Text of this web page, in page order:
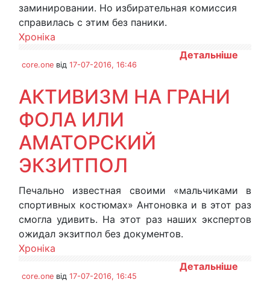
заминировании. Но избирательная комиссия
справилась с этим без паники.
Хроніка
Детальніше
core.one від 17-07-2016, 16:46
АКТИВИЗМ НА ГРАНИ
ФОЛА ИЛИ
АМАТОРСКИЙ
ЭКЗИТПОЛ
Печально известная своими «мальчиками в
спортивных костюмах» Антоновка и в этот раз
смогла удивить. На этот раз наших экспертов
ожидал экзитпол без документов.
Хроніка
Детальніше
core.one від 17-07-2016, 16:45